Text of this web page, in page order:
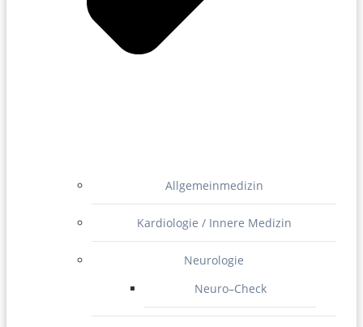
Allgemeinmedizin
Kardiologie / Innere Medizin
Neurologie
Neuro–Check